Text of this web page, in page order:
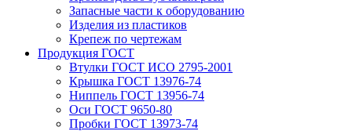
Запасные части к оборудованию
Изделия из пластиков
Крепеж по чертежам
Продукция ГОСТ
Втулки ГОСТ ИСО 2795-2001
Крышка ГОСТ 13976-74
Ниппель ГОСТ 13956-74
Оси ГОСТ 9650-80
Пробки ГОСТ 13973-74